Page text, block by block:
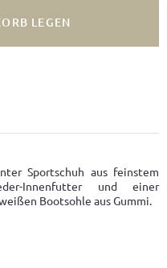
LEGEN
Sportschuh aus feinstem
Innenfutter und einer
Bootsohle aus Gummi.